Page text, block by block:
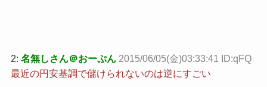
2: 名無しさん＠おーぷん 2015/06/05(金)03:33:41 ID:qFQ
最近の円安基調で儲けられないのは逆にすごい